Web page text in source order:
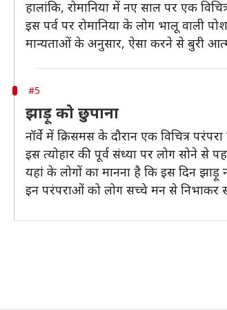
हालांकि, रोमानिया में नए साल पर एक
इस पर्व पर रोमानिया के लोग भालू वाली
मान्यताओं के अनुसार, ऐसा करने से बुरी
#5
झाड़ू को छुपाना
नॉर्वे में क्रिसमस के दौरान एक विचित्र
इस त्योहार की पूर्व संध्या पर लोग सोने से
यहां के लोगों का मानना है कि इस दिन
इन परंपराओं को लोग सच्चे मन से निभाकर